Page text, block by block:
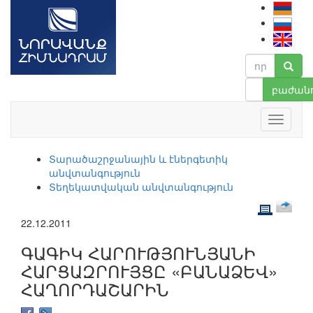
Տարածաշրջանային և էներգետիկ
անվտանգություն
Տեղեկատվական անվտանգություն
22.12.2011
ԳԱԳԻԿ ՀԱՐՈՒԹՅՈՒՆՅԱՆԻ
ՀԱՐՑԱԶՐՈՒՅՑԸ «ԲԱՆԱՁԵՎ»
ՀԱՂՈՐԴԱՇԱՐԻՆ